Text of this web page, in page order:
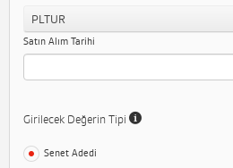
PLTUR
Satın Alım Tarihi
Girilecek Değerin Tipi
Senet Adedi